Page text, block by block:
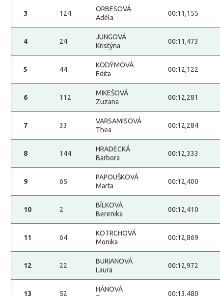
3 124
ORBESOVÁ
Adéla
00:11,155
4 24
JUNGOVÁ
Kristýna
00:11,473
5 44
KODÝMOVÁ
Edita
00:12,122
6 112
MIKEŠOVÁ
Zuzana
00:12,281
7 33
VARSAMISOVÁ
Thea
00:12,284
8 144
HRADECKÁ
Barbora
00:12,333
9 65
PAPOUŠKOVÁ
Marta
00:12,400
10 2
BÍLKOVÁ
Berenika
00:12,410
11 64
KOTRCHOVÁ
Monika
00:12,869
12 22
BURIANOVÁ
Laura
00:12,972
13 52
HÁNOVÁ
00:13,480